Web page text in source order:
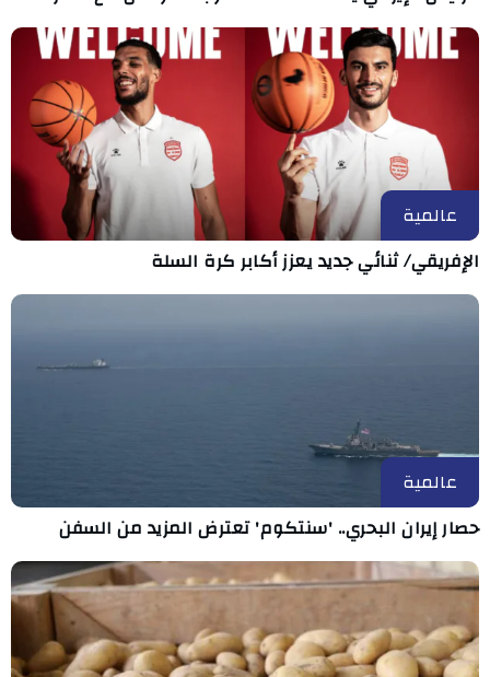
عالمية
الإفريقي/ ثنائي جديد يعزز أكابر كرة السلة
عالمية
حصار إيران البحري.. 'سنتكوم' تعترض المزيد من السفن